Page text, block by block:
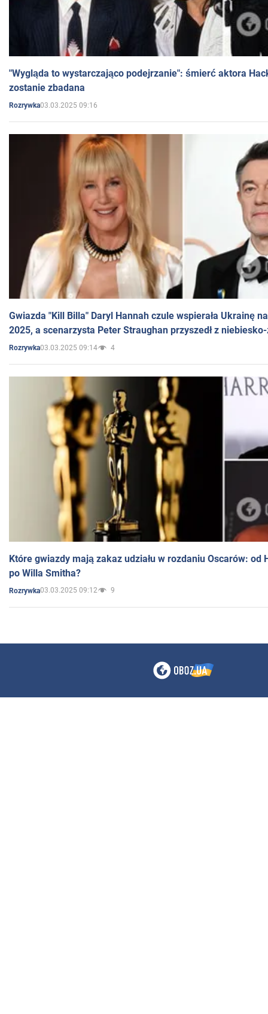
"Wygląda to wystarczająco podejrzanie": śmierć aktora
zostanie zbadana
Rozrywka03.03.2025 09:16
Gwiazda "Kill Billa" Daryl Hannah czule wspierała Ukrainę
2025, a scenarzysta Peter Straughan przyszedł z
Rozrywka03.03.2025 09:14 4
Które gwiazdy mają zakaz udziału w rozdaniu Oscarów: od
po Willa Smitha?
Rozrywka03.03.2025 09:12 9